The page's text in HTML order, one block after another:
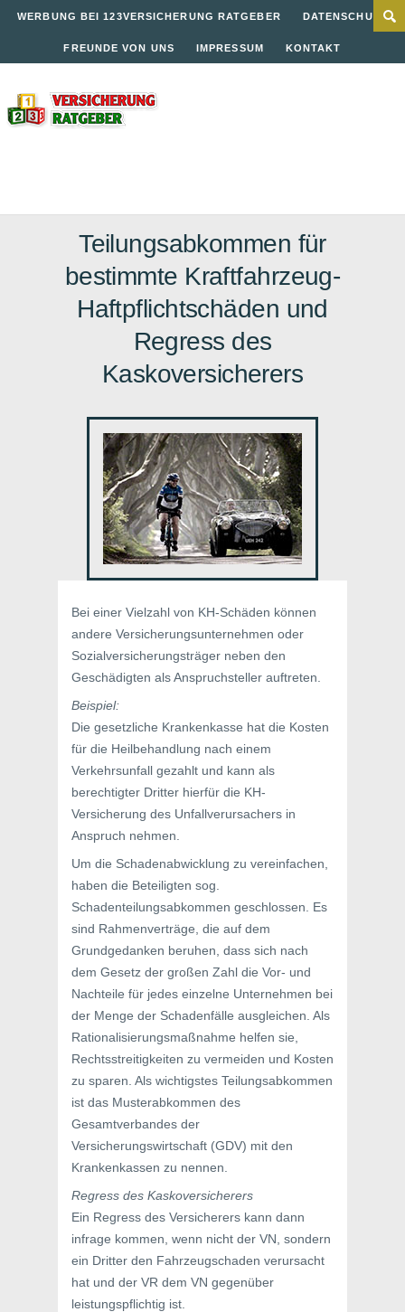
WERBUNG BEI 123VERSICHERUNG RATGEBER DATENSCHUTZ
FREUNDE VON UNS IMPRESSUM KONTAKT
Teilungsabkommen für
bestimmte Kraftfahrzeug-
Haftpflichtschäden und
Regress des
Kaskoversicherers
Bei einer Vielzahl von KH-Schäden können
andere Versicherungsunternehmen oder
Sozialversicherungsträger neben den
Geschädigten als Anspruchsteller auftreten.
Beispiel:
Die gesetzliche Krankenkasse hat die Kosten
für die Heilbehandlung nach einem
Verkehrsunfall gezahlt und kann als
berechtigter Dritter hierfür die KH-
Versicherung des Unfallverursachers in
Anspruch nehmen.
Um die Schadenabwicklung zu vereinfachen,
haben die Beteiligten sog.
Schadenteilungsabkommen geschlossen. Es
sind Rahmenverträge, die auf dem
Grundgedanken beruhen, dass sich nach
dem Gesetz der großen Zahl die Vor- und
Nachteile für jedes einzelne Unternehmen bei
der Menge der Schadenfälle ausgleichen. Als
Rationalisierungsmaßnahme helfen sie,
Rechtsstreitigkeiten zu vermeiden und Kosten
zu sparen. Als wichtigstes Teilungsabkommen
ist das Musterabkommen des
Gesamtverbandes der
Versicherungswirtschaft (GDV) mit den
Krankenkassen zu nennen.
Regress des Kaskoversicherers
Ein Regress des Versicherers kann dann
infrage kommen, wenn nicht der VN, sondern
ein Dritter den Fahrzeugschaden verursacht
hat und der VR dem VN gegenüber
leistungspflichtig ist.